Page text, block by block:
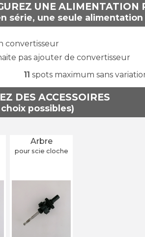
UNE ALIMENTATION
série, une seule
convertisseur
pas ajouter de convertisseur
11 spots maximum sans
DES ACCESSOIRES
Arbre
pour scie cloche